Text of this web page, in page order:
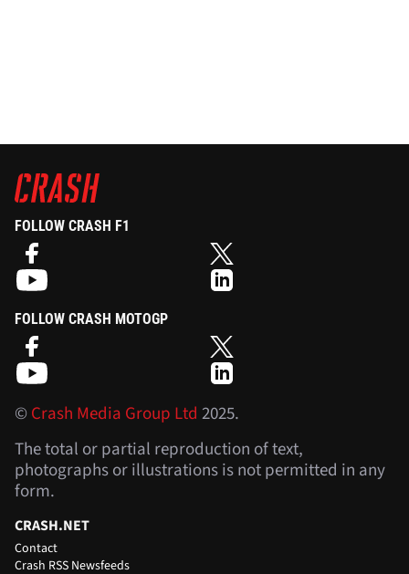
FOLLOW CRASH F1
FOLLOW CRASH MOTOGP
©Crash Media Group Ltd 2025.
The total or partial reproduction of text,
photographs or illustrations is not permitted in any
form.
CRASH.NET
Contact
Crash RSS Newsfeeds